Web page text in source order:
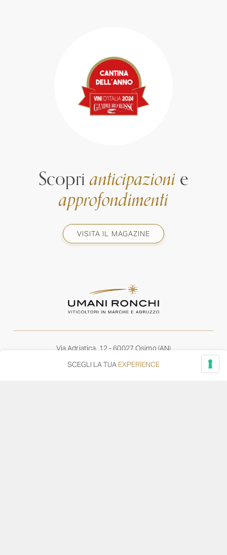
Scoprianticipazionie
approfondimenti
VISITA IL MAGAZINE
Via Adriatica, 12 - 60027 Osimo (AN)
wine@umanironchi.it
SCEGLI LA TUA EXPERIENCE